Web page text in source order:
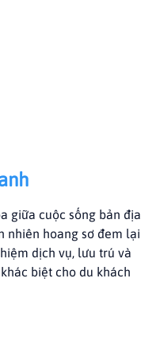
giữa cuộc sống bản địa
nhiên hoang sơ đem lại
dịch vụ, lưu trú và
biệt cho du khách
– HƯƠNG VỊ
LÒNG LÀNG QUÊ